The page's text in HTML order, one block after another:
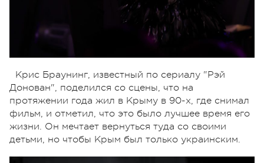
Крис Браунинг, известный по сериалу "Рэй
Донован", поделился со сцены, что на
протяжении года жил в Крыму в 90-х, где снимал
фильм, и отметил, что это было лучшее время его
жизни. Он мечтает вернуться туда со своими
детьми, но чтобы Крым был только украинским.